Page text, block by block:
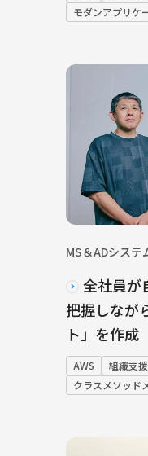
モダンアプリケ
MS＆ADシステ
全社員が
把握しなが
ト」を作成
AWS 組織支援
クラスメソッド